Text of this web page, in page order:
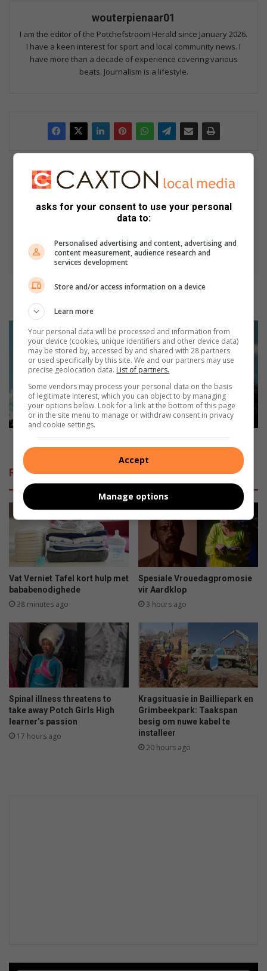
wouterpienaar01
I am the editor of the Potchefstroom Herald since January 2026.
I have a keen interest for sport and local community news. I
have more than a decade of experience covering various
beats. Journalism is a lifestyle.
Stormwater
Potchefstroom
intersectionStormwater drain collapse forces temporary
closure of key Potchefstroom intersection
Potchefstroom
voor
Koel week lê vir Potchefstroom voor
Related Articles
Vat Verniet Tafel kort hulp met
bababenodighede
38 minutes ago
Spesiale Vrouedagpromosie
vir Aardklop
3 hours ago
Spinal illness threatens to
take away Potch Girls High
learner’s passion
17 hours ago
Kragsituasie in Bailliepark en
Grimbeekpark: Taakspan
besig om nuwe kabel te
installeer
20 hours ago
asks for your consent to use your personal
data to:
Personalised advertising and content, advertising and
content measurement, audience research and
services development
Store and/or access information on a device
Learn more
Your personal data will be processed and information from
your device (cookies, unique identifiers and other device data)
may be stored by, accessed by and shared with 28 partners
or used specifically by this site. We and our partners may use
precise geolocation data. List of partners.
Some vendors may process your personal data on the basis
of legitimate interest, which you can object to by managing
your options below. Look for a link at the bottom of this page
or in the site menu to manage or withdraw consent in privacy
and cookie settings.
Accept
Manage options